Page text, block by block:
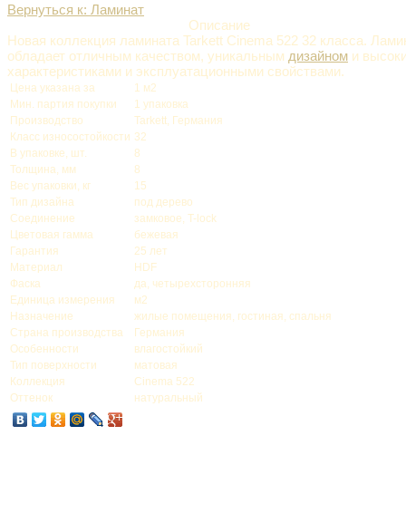
Вернуться к: Ламинат
Описание
Новая коллекция ламината Tarkett Cinema 522 32 класса.
обладает отличным качеством, уникальным дизайном и
характеристиками и эксплуатационными свойствами.
Цена указана за
1 м2
Мин. партия покупки
1 упаковка
Производство
Tarkett, Германия
Класс износостойкости 32
В упаковке, шт.
8
Толщина, мм
8
Вес упаковки, кг
15
Тип дизайна
под дерево
Соединение
замковое, T-lock
Цветовая гамма
бежевая
Гарантия
25 лет
Материал
HDF
Фаска
да, четырехсторонняя
Единица измерения
м2
Назначение
жилые помещения, гостиная, спальня
Страна производства
Германия
Особенности
влагостойкий
Тип поверхности
матовая
Коллекция
Cinema 522
Оттенок
натуральный